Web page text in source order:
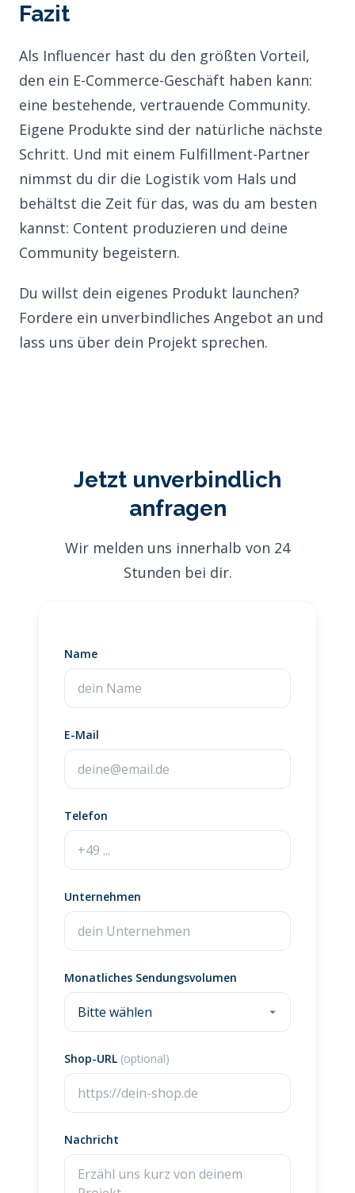
Fazit
Als Influencer hast du den größten Vorteil,
den ein E-Commerce-Geschäft haben kann:
eine bestehende, vertrauende Community.
Eigene Produkte sind der natürliche nächste
Schritt. Und mit einem Fulfillment-Partner
nimmst du dir die Logistik vom Hals und
behältst die Zeit für das, was du am besten
kannst: Content produzieren und deine
Community begeistern.
Du willst dein eigenes Produkt launchen?
Fordere ein unverbindliches Angebot an und
lass uns über dein Projekt sprechen.
Jetzt unverbindlich
anfragen
Wir melden uns innerhalb von 24
Stunden bei dir.
Name
E-Mail
Telefon
Unternehmen
Monatliches Sendungsvolumen
Shop-URL (optional)
Nachricht